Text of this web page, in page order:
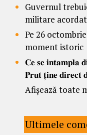
Guvernul
militare
Pe 26
moment istoric
𝐂𝐞 𝐬𝐞 𝐢𝐧𝐭𝐚𝐦𝐩𝐥𝐚
𝐏𝐫𝐮𝐭 𝐭̦𝐢𝐧𝐞
Afișează toate
Ultimele